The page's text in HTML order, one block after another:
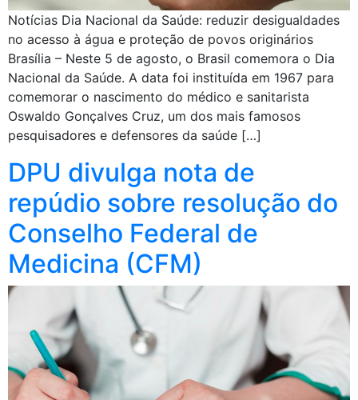
Notícias Dia Nacional da Saúde: reduzir desigualdades
no acesso à água e proteção de povos originários
Brasília – Neste 5 de agosto, o Brasil comemora o Dia
Nacional da Saúde. A data foi instituída em 1967 para
comemorar o nascimento do médico e sanitarista
Oswaldo Gonçalves Cruz, um dos mais famosos
pesquisadores e defensores da saúde […]
DPU divulga nota de
repúdio sobre resolução do
Conselho Federal de
Medicina (CFM)